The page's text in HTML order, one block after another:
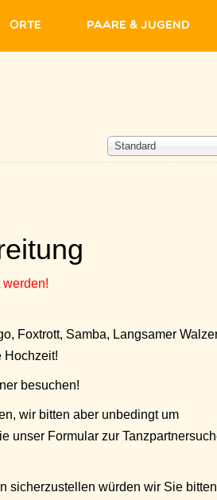
Orte Paare & Jugend
Standard
Foxtrott, Samba, Langsamer
Hochzeit!
besuchen!
wir bitten aber unbedingt um
unser Formular zur
sicherzustellen würden wir Sie bitten